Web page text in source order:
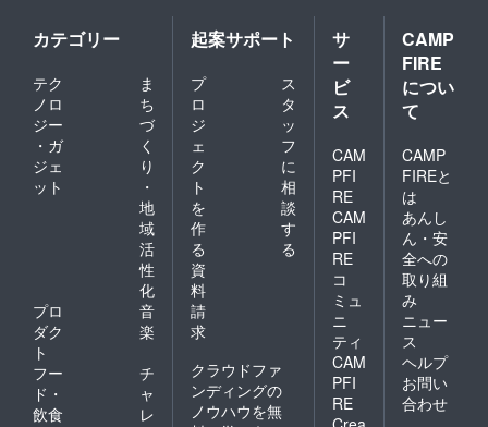
カテゴリー
テク
ノロ
ジー
・ガ
ジェ
ット
ま
ち
づ
く
り
・
地
域
活
性
化
プロ
ダク
ト
音
楽
フー
ド・
飲食
チ
ャ
レ
起案サポート
プ
ロ
ジ
ェ
ク
ト
を
作
る
ス
タ
ッ
フ
に
相
談
す
る
資
料
請
求
クラウドファ
ンディングの
ノウハウを無
サ
ー
ビ
ス
CAM
PFI
RE
CAM
PFI
RE
コ
ミュ
ニ
ティ
CAM
PFI
RE
CAMP
FIRE
につい
て
CAMP
FIREと
は
あんし
ん・安
全への
取り組
み
ニュー
ス
ヘルプ
お問い
合わせ